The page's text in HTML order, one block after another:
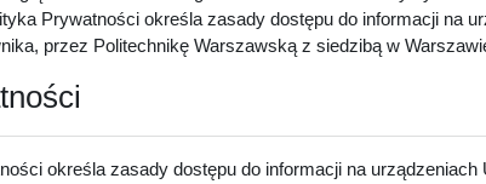
Prywatności określa zasady dostępu do informacji na
przez Politechnikę Warszawską z siedzibą w
określa zasady dostępu do informacji na